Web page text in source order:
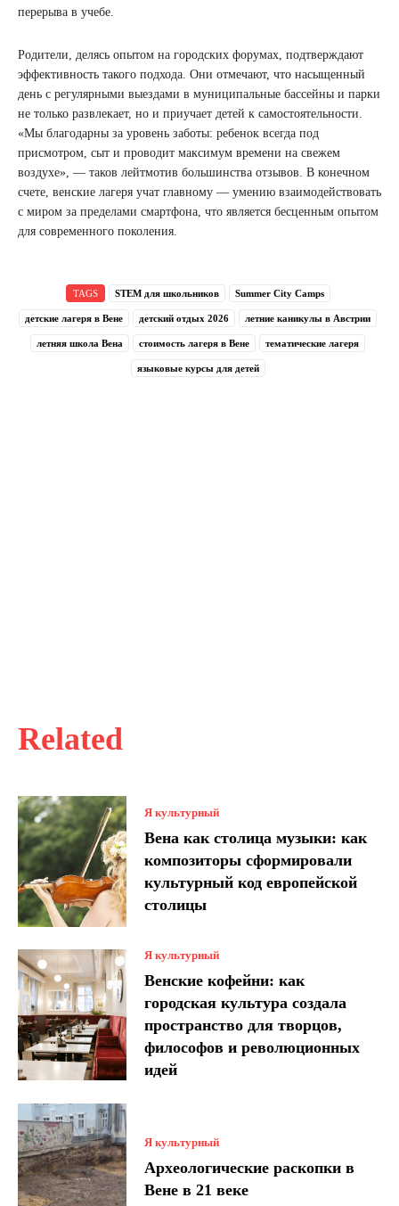
Related
Я культурный
Вена как столица музыки: как
композиторы сформировали
культурный код европейской
столицы
Я культурный
Венские кофейни: как
городская культура создала
пространство для творцов,
философов и революционных
идей
Я культурный
Археологические раскопки в
Вене в 21 веке
перерыва в учебе.
Родители, делясь опытом на городских форумах, подтверждают
эффективность такого подхода. Они отмечают, что насыщенный
день с регулярными выездами в муниципальные бассейны и парки
не только развлекает, но и приучает детей к самостоятельности.
«Мы благодарны за уровень заботы: ребенок всегда под
присмотром, сыт и проводит максимум времени на свежем
воздухе», — таков лейтмотив большинства отзывов. В конечном
счете, венские лагеря учат главному — умению взаимодействовать
с миром за пределами смартфона, что является бесценным опытом
для современного поколения.
TAGS STEM для школьников Summer City Camps
детские лагеря в Вене детский отдых 2026 летние каникулы в Австрии
летняя школа Вена стоимость лагеря в Вене тематические лагеря
языковые курсы для детей